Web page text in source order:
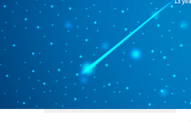
联系金尊国际
广东新活负离子科技
长江以北：18560231931
长江以南：18660108183